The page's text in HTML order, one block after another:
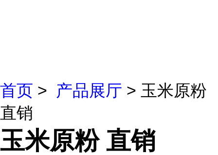
首页 > 产品展厅 > 玉米原粉
直销
玉米原粉 直销